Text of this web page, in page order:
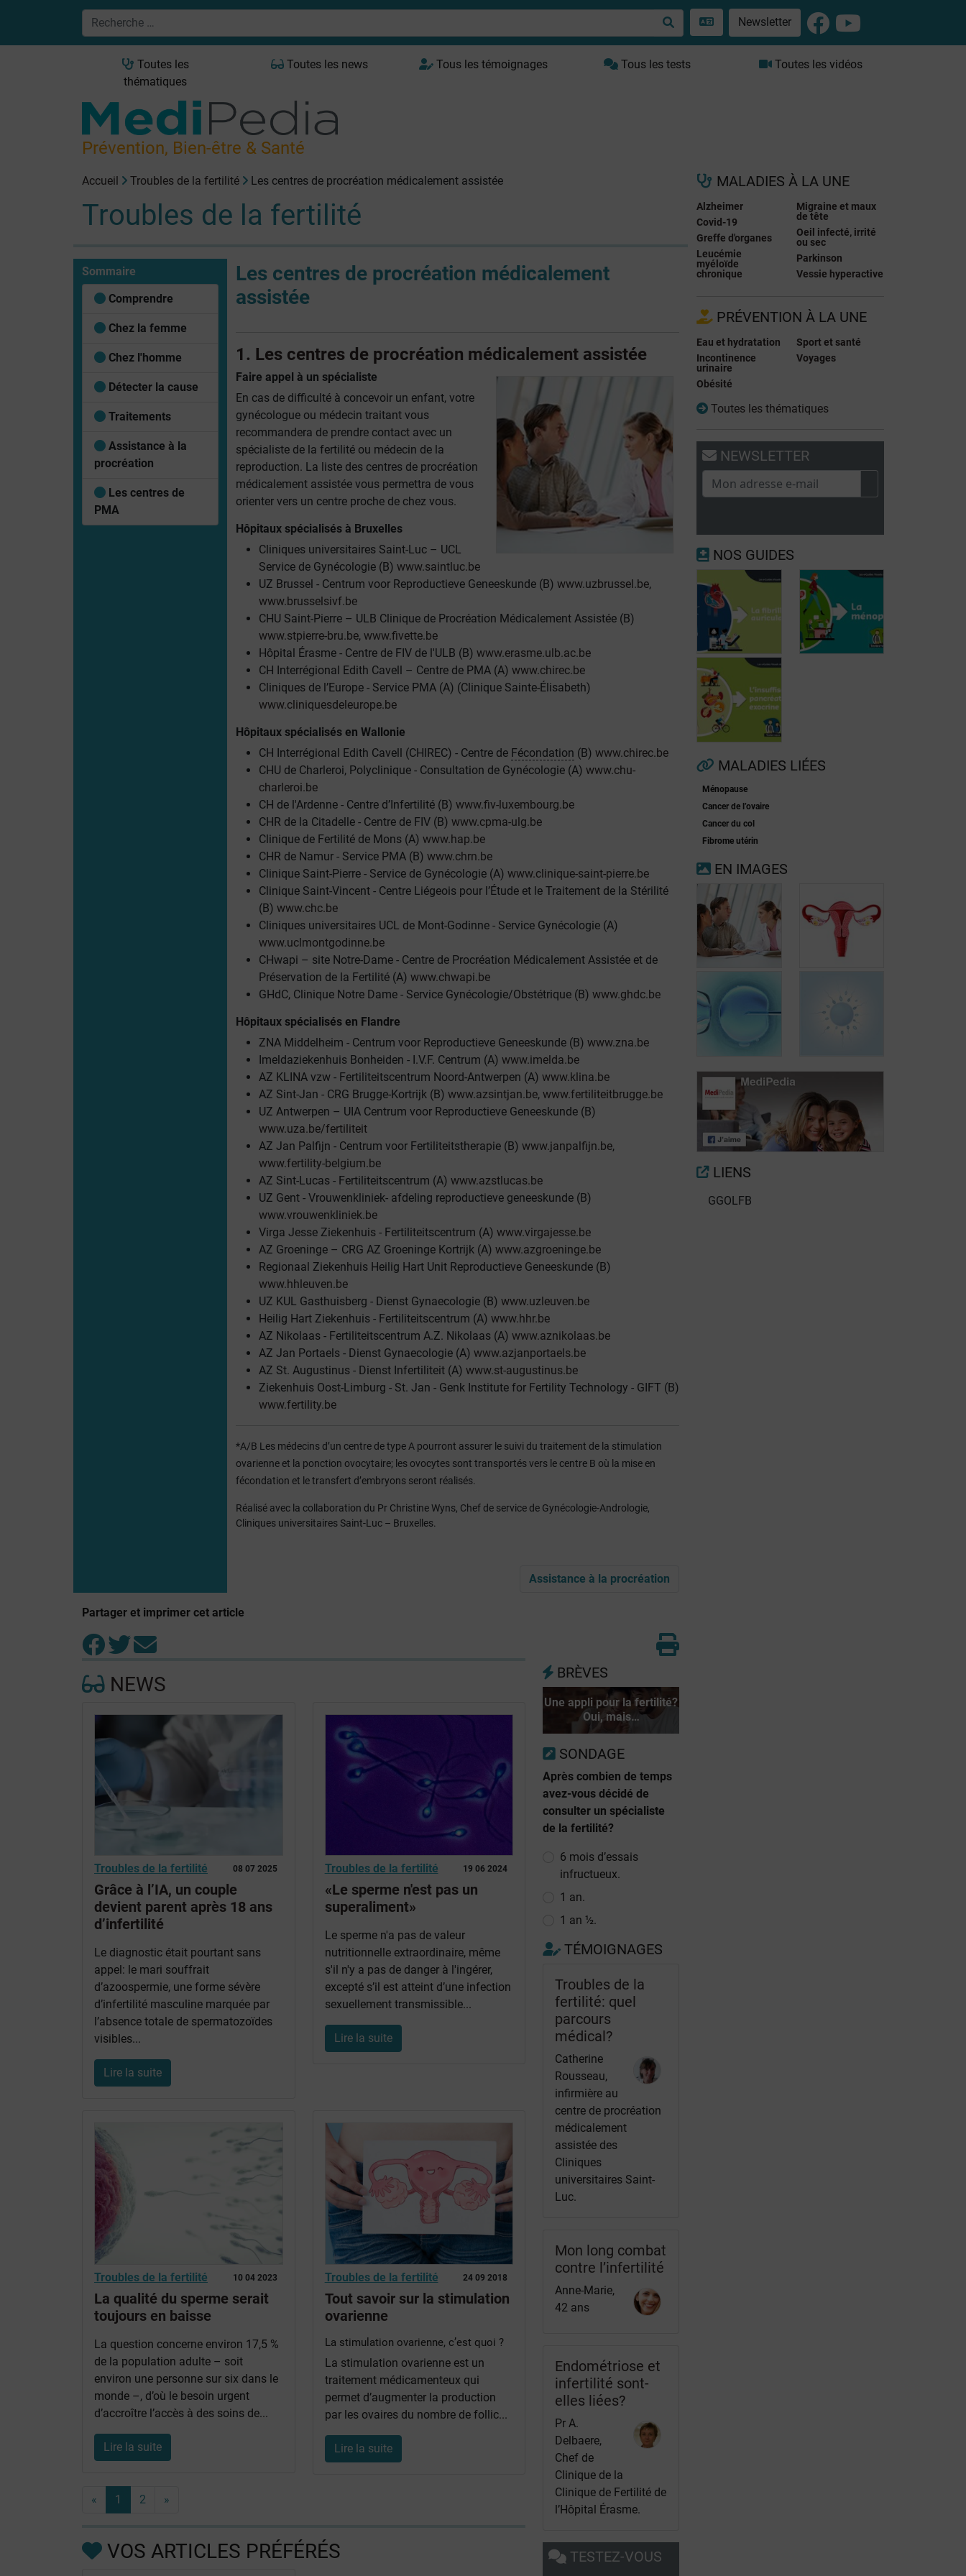
Newsletter
Toutes les
thématiques
Toutes les news Tous les témoignages Tous les tests Toutes les vidéos
Prévention, Bien-être & Santé
Accueil Troubles de la fertilité Les centres de procréation médicalement assistée
Troubles de la fertilité
Sommaire
Comprendre
Chez la femme
Chez l'homme
Détecter la cause
Traitements
Assistance à la
procréation
Les centres de
PMA
Les centres de procréation médicalement
assistée
1. Les centres de procréation médicalement assistée
Faire appel à un spécialiste
En cas de difficulté à concevoir un enfant, votre
gynécologue ou médecin traitant vous
recommandera de prendre contact avec un
spécialiste de la fertilité ou médecin de la
reproduction. La liste des centres de procréation
médicalement assistée vous permettra de vous
orienter vers un centre proche de chez vous.
Hôpitaux spécialisés à Bruxelles
Cliniques universitaires Saint-Luc – UCL
Service de Gynécologie (B) www.saintluc.be
UZ Brussel - Centrum voor Reproductieve Geneeskunde (B) www.uzbrussel.be,
www.brusselsivf.be
CHU Saint-Pierre – ULB Clinique de Procréation Médicalement Assistée (B)
www.stpierre-bru.be, www.fivette.be
Hôpital Érasme - Centre de FIV de l'ULB (B) www.erasme.ulb.ac.be
CH Interrégional Edith Cavell – Centre de PMA (A) www.chirec.be
Cliniques de l’Europe - Service PMA (A) (Clinique Sainte-Élisabeth)
www.cliniquesdeleurope.be
Hôpitaux spécialisés en Wallonie
CH Interrégional Edith Cavell (CHIREC) - Centre de Fécondation (B) www.chirec.be
CHU de Charleroi, Polyclinique - Consultation de Gynécologie (A) www.chu-
charleroi.be
CH de l'Ardenne - Centre d’Infertilité (B) www.fiv-luxembourg.be
CHR de la Citadelle - Centre de FIV (B) www.cpma-ulg.be
Clinique de Fertilité de Mons (A) www.hap.be
CHR de Namur - Service PMA (B) www.chrn.be
Clinique Saint-Pierre - Service de Gynécologie (A) www.clinique-saint-pierre.be
Clinique Saint-Vincent - Centre Liégeois pour l’Étude et le Traitement de la Stérilité
(B) www.chc.be
Cliniques universitaires UCL de Mont-Godinne - Service Gynécologie (A)
www.uclmontgodinne.be
CHwapi – site Notre-Dame - Centre de Procréation Médicalement Assistée et de
Préservation de la Fertilité (A) www.chwapi.be
GHdC, Clinique Notre Dame - Service Gynécologie/Obstétrique (B) www.ghdc.be
Hôpitaux spécialisés en Flandre
ZNA Middelheim - Centrum voor Reproductieve Geneeskunde (B) www.zna.be
Imeldaziekenhuis Bonheiden - I.V.F. Centrum (A) www.imelda.be
AZ KLINA vzw - Fertiliteitscentrum Noord-Antwerpen (A) www.klina.be
AZ Sint-Jan - CRG Brugge-Kortrijk (B) www.azsintjan.be, www.fertiliteitbrugge.be
UZ Antwerpen – UIA Centrum voor Reproductieve Geneeskunde (B)
www.uza.be/fertiliteit
AZ Jan Palfijn - Centrum voor Fertiliteitstherapie (B) www.janpalfijn.be,
www.fertility-belgium.be
AZ Sint-Lucas - Fertiliteitscentrum (A) www.azstlucas.be
UZ Gent - Vrouwenkliniek- afdeling reproductieve geneeskunde (B)
www.vrouwenkliniek.be
Virga Jesse Ziekenhuis - Fertiliteitscentrum (A) www.virgajesse.be
AZ Groeninge – CRG AZ Groeninge Kortrijk (A) www.azgroeninge.be
Regionaal Ziekenhuis Heilig Hart Unit Reproductieve Geneeskunde (B)
www.hhleuven.be
UZ KUL Gasthuisberg - Dienst Gynaecologie (B) www.uzleuven.be
Heilig Hart Ziekenhuis - Fertiliteitscentrum (A) www.hhr.be
AZ Nikolaas - Fertiliteitscentrum A.Z. Nikolaas (A) www.aznikolaas.be
AZ Jan Portaels - Dienst Gynaecologie (A) www.azjanportaels.be
AZ St. Augustinus - Dienst Infertiliteit (A) www.st-augustinus.be
Ziekenhuis Oost-Limburg - St. Jan - Genk Institute for Fertility Technology - GIFT (B)
www.fertility.be
*A/B Les médecins d’un centre de type A pourront assurer le suivi du traitement de la stimulation
ovarienne et la ponction ovocytaire; les ovocytes sont transportés vers le centre B où la mise en
fécondation et le transfert d’embryons seront réalisés.
Réalisé avec la collaboration du Pr Christine Wyns, Chef de service de Gynécologie-Andrologie,
Cliniques universitaires Saint-Luc – Bruxelles.
Assistance à la procréation
Partager et imprimer cet article
NEWS
08 07 2025
Troubles de la fertilité
Grâce à l’IA, un couple
devient parent après 18 ans
d’infertilité
Le diagnostic était pourtant sans
appel: le mari souffrait
d’azoospermie, une forme sévère
d’infertilité masculine marquée par
l’absence totale de spermatozoïdes
visibles...
Lire la suite
19 06 2024
Troubles de la fertilité
«Le sperme n'est pas un
superaliment»
Le sperme n'a pas de valeur
nutritionnelle extraordinaire, même
s'il n'y a pas de danger à l'ingérer,
excepté s’il est atteint d’une infection
sexuellement transmissible...
Lire la suite
10 04 2023
Troubles de la fertilité
La qualité du sperme serait
toujours en baisse
La question concerne environ 17,5 %
de la population adulte – soit
environ une personne sur six dans le
monde –, d’où le besoin urgent
d’accroître l’accès à des soins de...
Lire la suite
24 09 2018
Troubles de la fertilité
Tout savoir sur la stimulation
ovarienne
La stimulation ovarienne, c’est quoi ?
La stimulation ovarienne est un
traitement médicamenteux qui
permet d’augmenter la production
par les ovaires du nombre de follic...
Lire la suite
« 1 2 »
VOS ARTICLES PRÉFÉRÉS
BRÈVES
Une appli pour la fertilité?
Oui, mais…
SONDAGE
Après combien de temps
avez-vous décidé de
consulter un spécialiste
de la fertilité?
6 mois d’essais
infructueux.
1 an.
1 an ½.
TÉMOIGNAGES
Troubles de la
fertilité: quel
parcours
médical?
Catherine
Rousseau,
infirmière au
centre de procréation
médicalement
assistée des
Cliniques
universitaires Saint-
Luc.
Mon long combat
contre l’infertilité
Anne-Marie,
42 ans
Endométriose et
infertilité sont-
elles liées?
Pr A.
Delbaere,
Chef de
Clinique de la
Clinique de Fertilité de
l’Hôpital Érasme.
TESTEZ-VOUS
MALADIES À LA UNE
Alzheimer
Covid-19
Greffe d'organes
Leucémie
myéloïde
chronique
Migraine et maux
de tête
Oeil infecté, irrité
ou sec
Parkinson
Vessie hyperactive
PRÉVENTION À LA UNE
Eau et hydratation
Incontinence
urinaire
Obésité
Sport et santé
Voyages
Toutes les thématiques
NEWSLETTER
NOS GUIDES
Fibrillation
auriculaire
Insuffisance
pancréatique
MALADIES LIÉES
Ménopause
Cancer de l’ovaire
Cancer du col
Fibrome utérin
EN IMAGES
Les centres de
procréation
assistée
La fécondation
in vitro (FIV)
Les
inséminations
intra-utérines
(IIU)
LIENS
GGOLFB